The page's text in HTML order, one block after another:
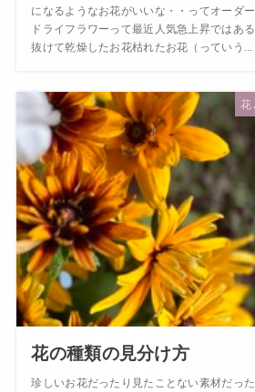
になるようなお花がいいな・・ってオーダ
ドライフラワーって最近人気急上昇ではあ
抜けて乾燥したお花枯れたお花（っていう...
花
花の種類の見分け方
珍しいお花だったり見たことない素材だっ